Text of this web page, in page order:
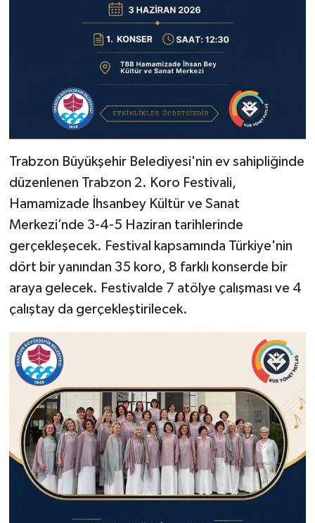
Trabzon Büyükşehir Belediyesi'nin ev sahipliğinde
düzenlenen Trabzon 2. Koro Festivali,
Hamamizade İhsanbey Kültür ve Sanat
Merkezi’nde 3-4-5 Haziran tarihlerinde
gerçekleşecek. Festival kapsamında Türkiye'nin
dört bir yanından 35 koro, 8 farklı konserde bir
araya gelecek. Festivalde 7 atölye çalışması ve 4
çalıştay da gerçekleştirilecek.